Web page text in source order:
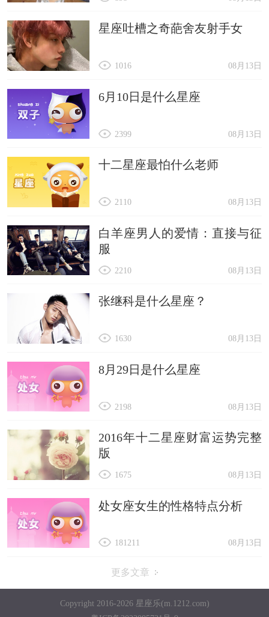
星座吐槽之奇葩舍友射手女
08月13日
1016
6月10日是什么星座
08月13日
2399
十二星座最怕什么老师
08月13日
2110
白羊座男人的爱情：直接与征
服
08月13日
2210
张继科是什么星座？
08月13日
1630
8月29日是什么星座
08月13日
2198
2016年十二星座财富运势完整
版
08月13日
1675
处女座女生的性格特点分析
08月13日
181211
更多文章
Copyright 2016-2026 星座乐(m.1212.com)